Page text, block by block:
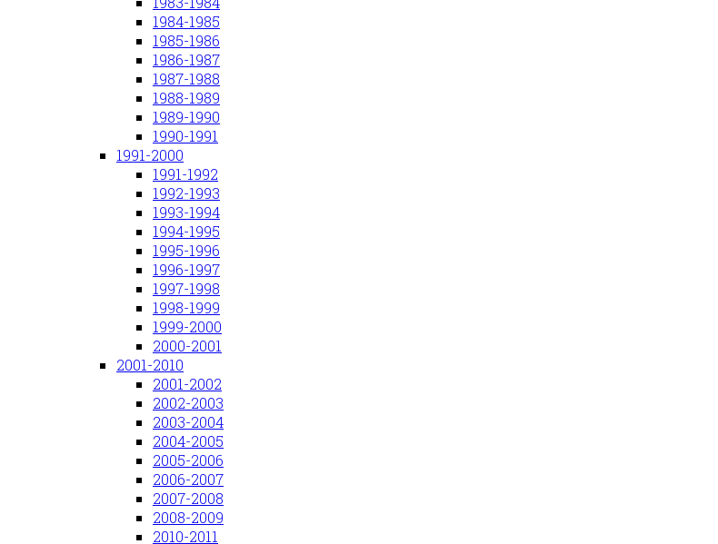
1984-1985
1985-1986
1986-1987
1987-1988
1988-1989
1989-1990
1990-1991
1991-2000
1991-1992
1992-1993
1993-1994
1994-1995
1995-1996
1996-1997
1997-1998
1998-1999
1999-2000
2000-2001
2001-2010
2001-2002
2002-2003
2003-2004
2004-2005
2005-2006
2006-2007
2007-2008
2008-2009
2010-2011